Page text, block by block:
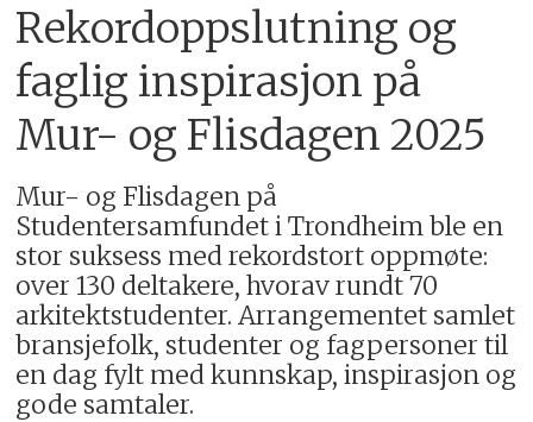
Rekordoppslutning og
faglig inspirasjon på
Mur- og Flisdagen 2025
Mur- og Flisdagen på
Studentersamfundet i Trondheim ble en
stor suksess med rekordstort oppmøte:
over 130 deltakere, hvorav rundt 70
arkitektstudenter. Arrangementet samlet
bransjefolk, studenter og fagpersoner til
en dag fylt med kunnskap, inspirasjon og
gode samtaler.